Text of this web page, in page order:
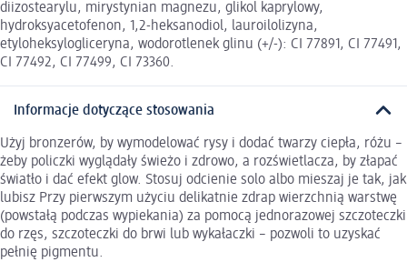
diizostearylu, mirystynian magnezu, glikol kaprylowy,
hydroksyacetofenon, 1,2-heksanodiol, lauroilolizyna,
etyloheksylogliceryna, wodorotlenek glinu (+/-): CI 77891, CI 77491,
CI 77492, CI 77499, CI 73360.
Informacje dotyczące stosowania
Użyj bronzerów, by wymodelować rysy i dodać twarzy ciepła, różu –
żeby policzki wyglądały świeżo i zdrowo, a rozświetlacza, by złapać
światło i dać efekt glow. Stosuj odcienie solo albo mieszaj je tak, jak
lubisz Przy pierwszym użyciu delikatnie zdrap wierzchnią warstwę
(powstałą podczas wypiekania) za pomocą jednorazowej szczoteczki
do rzęs, szczoteczki do brwi lub wykałaczki – pozwoli to uzyskać
pełnię pigmentu.